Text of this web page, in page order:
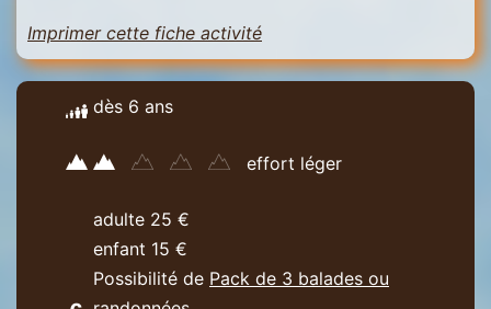
Imprimer cette fiche activité
dès 6 ans
effort léger
adulte 25 €
enfant 15 €
Possibilité de Pack de 3 balades ou